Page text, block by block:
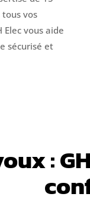
tous vos
Elec vous aide
sécurisé et
: